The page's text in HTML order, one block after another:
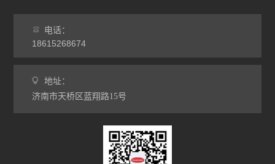
电话：
18615268674
地址：
济南市天桥区蓝翔路15号